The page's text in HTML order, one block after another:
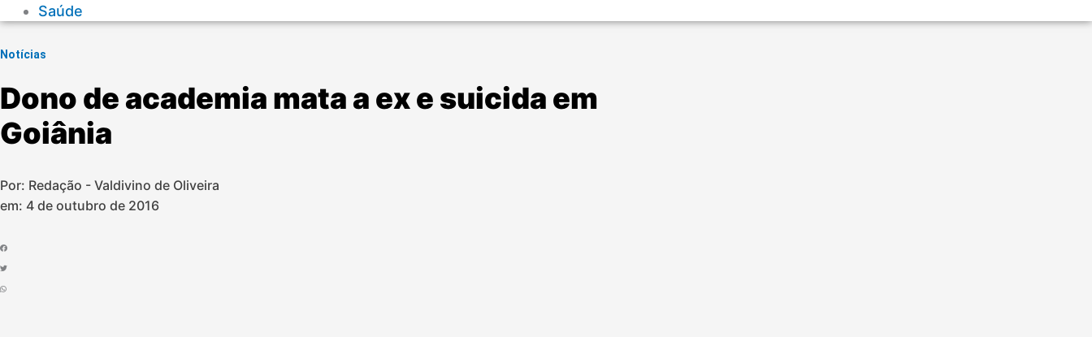
Saúde
Notícias
Dono de academia mata a ex e suicida em
Goiânia
Por: Redação - Valdivino de Oliveira
em: 4 de outubro de 2016